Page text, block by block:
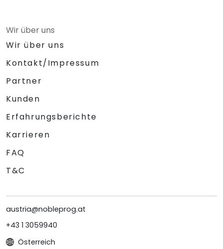
Wir über uns
Wir über uns
Kontakt/Impressum
Partner
Kunden
Erfahrungsberichte
Karrieren
FAQ
T&C
austria@nobleprog.at
+43 1 3059940
Österreich